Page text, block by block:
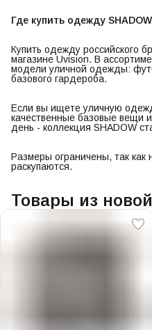
Где купить одежду SHADOW
Купить одежду российского
магазине Uvision. В
модели уличной одежды:
базового гардероба.
Если вы ищете уличную
качественные базовые вещи
день - коллекция SHADOW
Размеры ограничены, так как
раскупаются.
Товары из